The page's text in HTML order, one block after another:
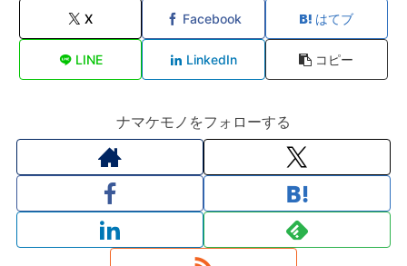
X Facebook はてブ
LINE LinkedIn コピー
ナマケモノをフォローする